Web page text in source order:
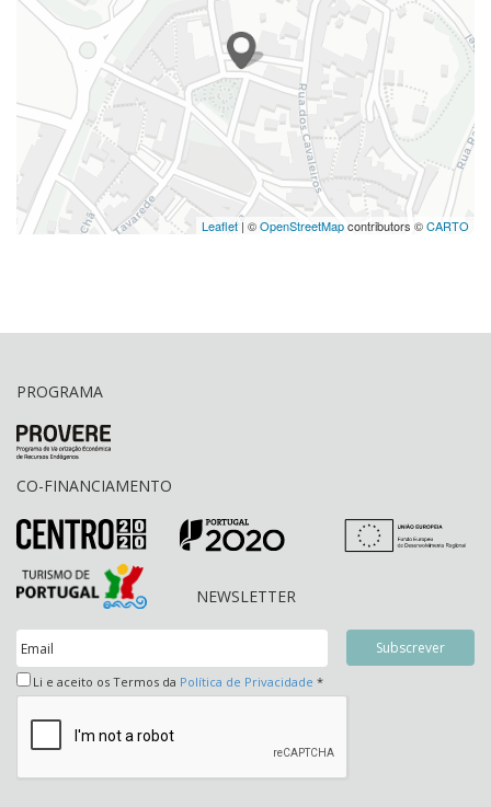
Leaflet | ©OpenStreetMapcontributors ©CARTO
PROGRAMA
CO-FINANCIAMENTO
NEWSLETTER
Li e aceito os Termos da Política de Privacidade *